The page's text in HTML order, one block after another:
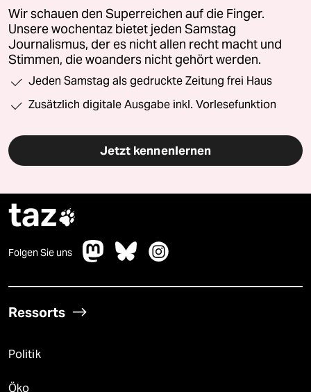
Wir schauen den Superreichen auf die Finger.
Unsere wochentaz bietet jeden Samstag
Journalismus, der es nicht allen recht macht und
Stimmen, die woanders nicht gehört werden.
Jeden Samstag als gedruckte Zeitung frei Haus
Zusätzlich digitale Ausgabe inkl. Vorlesefunktion
Jetzt kennenlernen
taz
Folgen Sie uns
Ressorts
Politik
Öko